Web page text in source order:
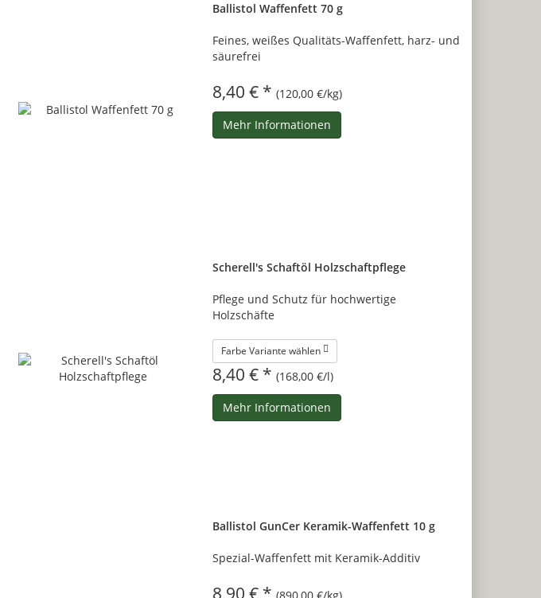
Ballistol Waffenfett 70 g
Feines, weißes Qualitäts-Waffenfett, harz- und
säurefrei
8,40 € * (120,00 €/kg)
Mehr Informationen
Scherell's Schaftöl Holzschaftpflege
Pflege und Schutz für hochwertige
Holzschäfte
Farbe Variante wählen
8,40 € * (168,00 €/l)
Mehr Informationen
Ballistol GunCer Keramik-Waffenfett 10 g
Spezial-Waffenfett mit Keramik-Additiv
8,90 € *